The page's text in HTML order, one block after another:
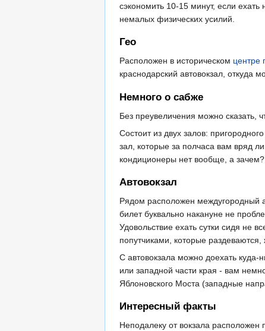
сэкономить 10-15 минут, если
немалых физических усилий.
Гео
Расположен в историческом центре
краснодарский автовокзал, откуда
Немного о сабже
Без преувеличения можно сказать,
Состоит из двух залов:
зал, которые за полчаса вам вряд
кондиционеры нет вообще, а зачем?
Автовокзал
Рядом расположен междугородный
билет буквально накануне не
Удовольствие ехать сутки сидя не
попутчиками, которые раздеваются,
С автовокзала можно доехать куда-
или западной части края - вам
Яблоновского Моста (западные
Интересный факты
Неподалеку от вокзала